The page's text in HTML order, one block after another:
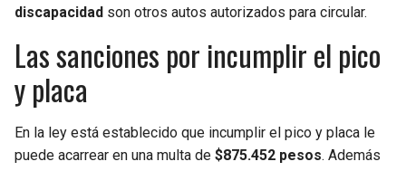
discapacidad son otros autos autorizados para circular.
Las sanciones por incumplir el pico
y placa
En la ley está establecido que incumplir el pico y placa le
puede acarrear en una multa de $875.452 pesos. Además